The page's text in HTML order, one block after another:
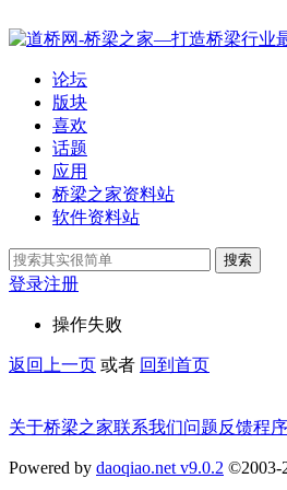
论坛
版块
喜欢
话题
应用
桥梁之家资料站
软件资料站
搜索
登录注册
操作失败
返回上一页 或者 回到首页
关于桥梁之家联系我们问题反馈程
Powered by daoqiao.net v9.0.2 ©2003-